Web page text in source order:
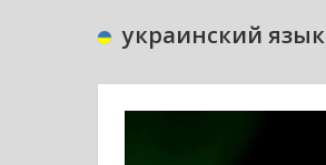
украинский язык